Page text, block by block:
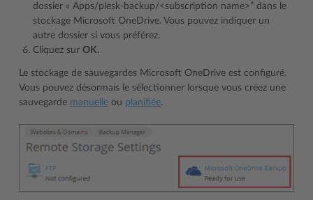
dossier « Apps/plesk-backup/<subscription name>” dans le
stockage Microsoft OneDrive. Vous pouvez indiquer un
autre dossier si vous préférez.
Cliquez sur OK.
Le stockage de sauvegardes Microsoft OneDrive est configuré.
Vous pouvez désormais le sélectionner lorsque vous créez une
sauvegarde manuelle ou planifiée.